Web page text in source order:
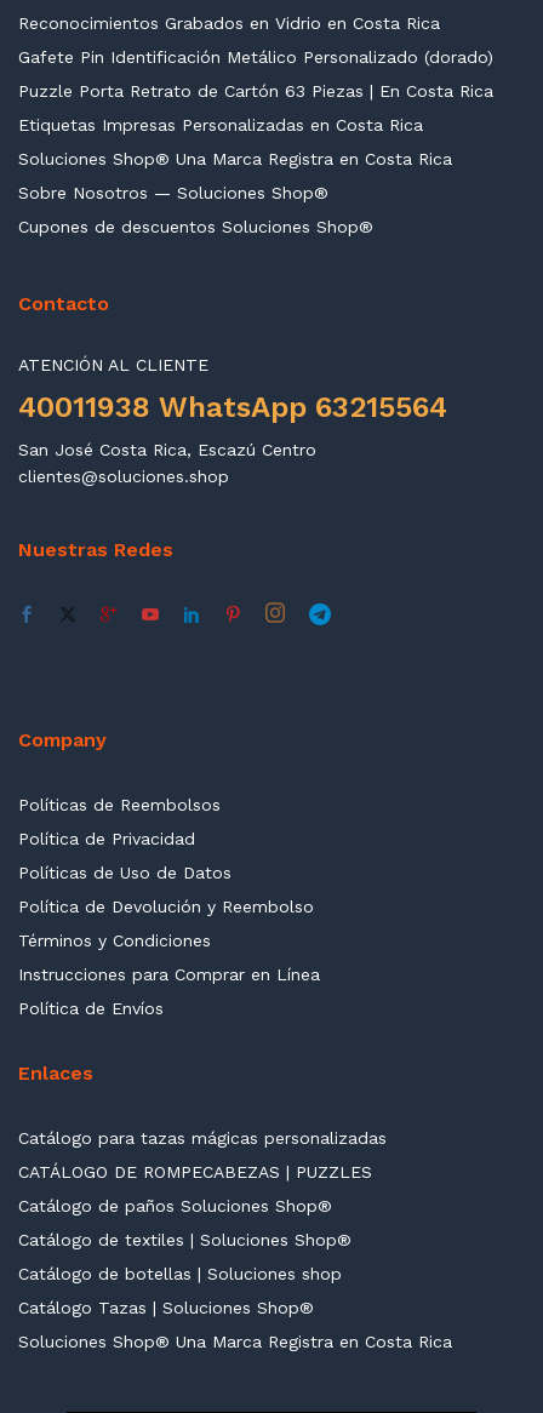
Reconocimientos Grabados en Vidrio en Costa Rica
Gafete Pin Identificación Metálico Personalizado (dorado)
Puzzle Porta Retrato de Cartón 63 Piezas | En Costa Rica
Etiquetas Impresas Personalizadas en Costa Rica
Soluciones Shop® Una Marca Registra en Costa Rica
Sobre Nosotros — Soluciones Shop®
Cupones de descuentos Soluciones Shop®
Contacto
ATENCIÓN AL CLIENTE
40011938 WhatsApp 63215564
San José Costa Rica, Escazú Centro
clientes@soluciones.shop
Nuestras Redes
Company
Políticas de Reembolsos
Política de Privacidad
Políticas de Uso de Datos
Política de Devolución y Reembolso
Términos y Condiciones
Instrucciones para Comprar en Línea
Política de Envíos
Enlaces
Catálogo para tazas mágicas personalizadas
CATÁLOGO DE ROMPECABEZAS | PUZZLES
Catálogo de paños Soluciones Shop®
Catálogo de textiles | Soluciones Shop®
Catálogo de botellas | Soluciones shop
Catálogo Tazas | Soluciones Shop®
Soluciones Shop® Una Marca Registra en Costa Rica